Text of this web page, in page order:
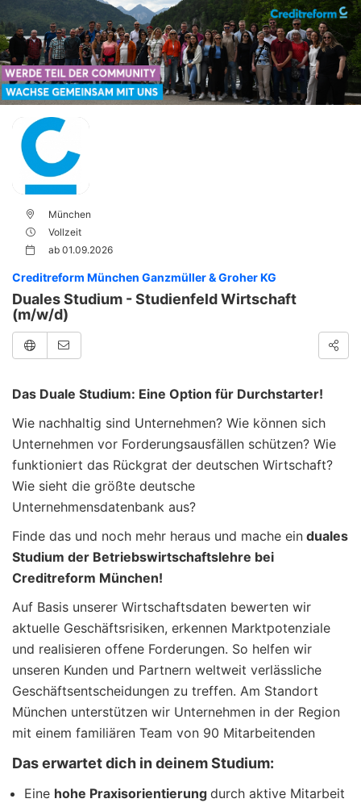
München
Vollzeit
ab 01.09.2026
Creditreform München Ganzmüller & Groher KG
Duales Studium - Studienfeld Wirtschaft
(m/w/d)
Das Duale Studium: Eine Option für Durchstarter!
Wie nachhaltig sind Unternehmen? Wie können sich
Unternehmen vor Forderungsausfällen schützen? Wie
funktioniert das Rückgrat der deutschen Wirtschaft?
Wie sieht die größte deutsche
Unternehmensdatenbank aus?
Finde das und noch mehr heraus und mache ein duales
Studium der Betriebswirtschaftslehre bei
Creditreform München!
Auf Basis unserer Wirtschaftsdaten bewerten wir
aktuelle Geschäftsrisiken, erkennen Marktpotenziale
und realisieren offene Forderungen. So helfen wir
unseren Kunden und Partnern weltweit verlässliche
Geschäftsentscheidungen zu treffen. Am Standort
München unterstützen wir Unternehmen in der Region
mit einem familiären Team von 90 Mitarbeitenden
Das erwartet dich in deinem Studium:
Eine hohe Praxisorientierung durch aktive Mitarbeit